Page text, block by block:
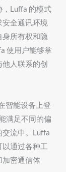
，Luffa 的模式
安全通讯环境
所有权和隐
使用户能够掌
人联系的创
智能设备上登
满足不同的偏
交流中。Luffa
通过各种工
加密通信体